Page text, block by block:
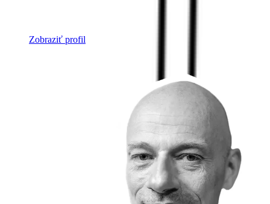
Zobraziť profil